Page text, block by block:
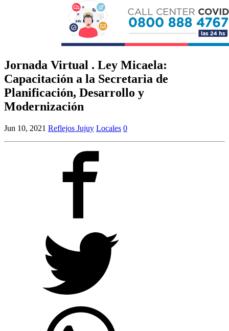
Jornada Virtual . Ley Micaela:
Capacitación a la Secretaria de
Planificación, Desarrollo y
Modernización
Jun 10, 2021 Reflejos Jujuy Locales 0